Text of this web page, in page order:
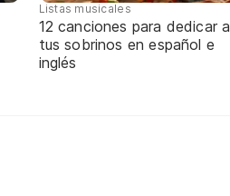
Listas musicales
12 canciones para dedicar a
tus sobrinos en español e
inglés